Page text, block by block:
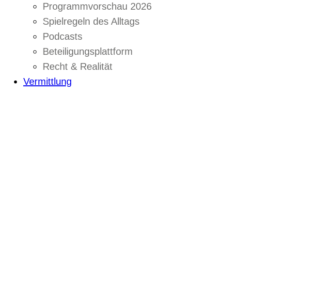
Programmvorschau 2026
Spielregeln des Alltags
Podcasts
Beteiligungsplattform
Recht & Realität
Vermittlung